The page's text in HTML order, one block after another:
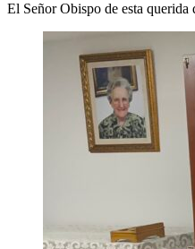
El Señor Obispo de esta